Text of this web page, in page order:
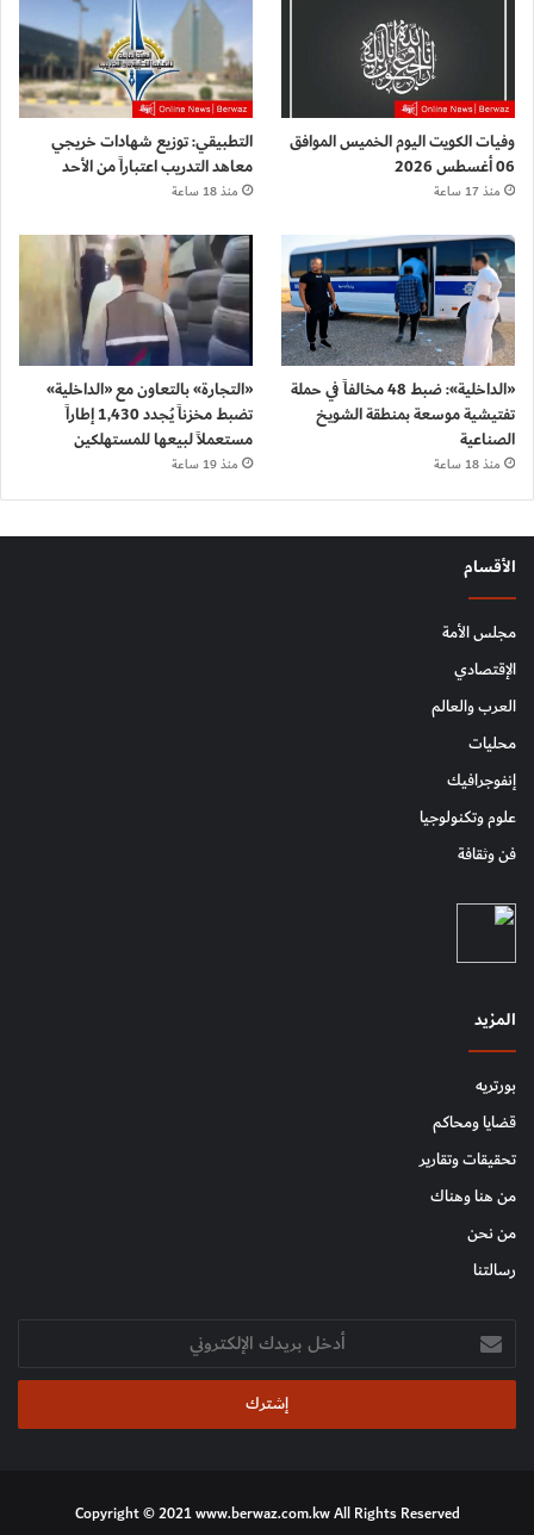
وفيات الكويت اليوم الخميس الموافق
06 أغسطس 2026
منذ 17 ساعة
التطبيقي: توزيع شهادات خريجي
معاهد التدريب اعتباراً من الأحد
منذ 18 ساعة
«الداخلية»: ضبط 48 مخالفاً في حملة
تفتيشية موسعة بمنطقة الشويخ
الصناعية
منذ 18 ساعة
«التجارة» بالتعاون مع «الداخلية»
تضبط مخزناً يُجدد 1,430 إطاراً
مستعملاً لبيعها للمستهلكين
منذ 19 ساعة
الأقسام
مجلس الأمة
الإقتصادي
العرب والعالم
محليات
إنفوجرافيك
علوم وتكنولوجيا
فن وثقافة
المزيد
بورتريه
قضايا ومحاكم
تحقيقات وتقارير
من هنا وهناك
من نحن
رسالتنا
أدخل
بريدك
الإلكتروني
Copyright © 2021 www.berwaz.com.kw All Rights Reserved